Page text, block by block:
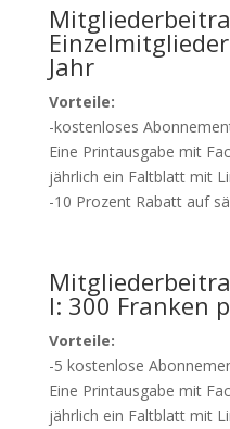
Jahr
Vorteile:
-kostenloses
Eine Printausgabe mit
jährlich ein Faltblatt mit
-10 Prozent Rabatt auf
I: 300 Franken
Vorteile:
-5 kostenlose
Eine Printausgabe mit
jährlich ein Faltblatt mit